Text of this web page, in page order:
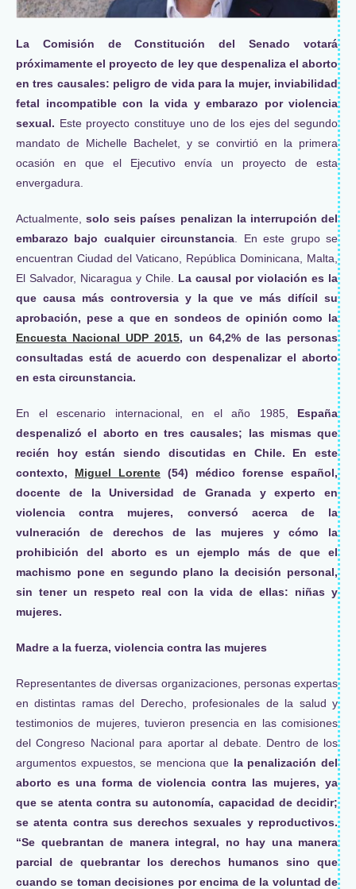
La Comisión de Constitución del Senado votará
próximamente el proyecto de ley que despenaliza el aborto
en tres causales: peligro de vida para la mujer, inviabilidad
fetal incompatible con la vida y embarazo por violencia
sexual. Este proyecto constituye uno de los ejes del segundo
mandato de Michelle Bachelet, y se convirtió en la primera
ocasión en que el Ejecutivo envía un proyecto de esta
envergadura.
Actualmente,solo seis países penalizan la interrupción del
embarazo bajo cualquier circunstancia . En este grupo se
encuentran Ciudad del Vaticano, República Dominicana, Malta,
El Salvador, Nicaragua y Chile. La causal por violación es la
que causa más controversia y la que ve más difícil su
aprobación, pese a que en sondeos de opinión como la
Encuesta Nacional UDP 2015, un 64,2% de las personas
consultadas está de acuerdo con despenalizar el aborto
en esta circunstancia.
En el escenario internacional, en el año 1985, España
despenalizó el aborto en tres causales; las mismas que
recién hoy están siendo discutidas en Chile. En este
contexto, Miguel Lorente (54) médico forense español,
docente de la Universidad de Granada y experto en
violencia contra mujeres, conversó acerca de la
vulneración de derechos de las mujeres y cómo la
prohibición del aborto es un ejemplo más de que el
machismo pone en segundo plano la decisión personal,
sin tener un respeto real con la vida de ellas: niñas y
mujeres.
Madre a la fuerza, violencia contra las mujeres
Representantes de diversas organizaciones, personas expertas
en distintas ramas del Derecho, profesionales de la salud y
testimonios de mujeres, tuvieron presencia en las comisiones
del Congreso Nacional para aportar al debate. Dentro de los
argumentos expuestos, se menciona que la penalización del
aborto es una forma de violencia contra las mujeres, ya
que se atenta contra su autonomía, capacidad de decidir;
se atenta contra sus derechos sexuales y reproductivos.
“Se quebrantan de manera integral, no hay una manera
parcial de quebrantar los derechos humanos sino que
cuando se toman decisiones por encima de la voluntad de